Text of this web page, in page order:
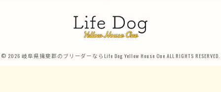
© 2026 岐阜県揖斐郡のブリーダーならLife Dog Yellow House One ALL RIGHTS RESERVED.